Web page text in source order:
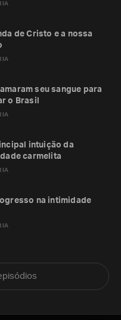
de Cristo e a nossa
seu sangue para
o Brasil
intuição da
carmelita
na intimidade